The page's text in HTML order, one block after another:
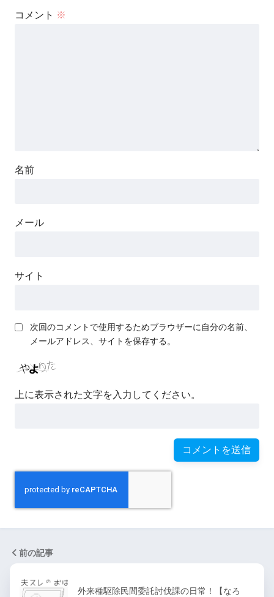
コメント ※
名前
メール
サイト
次回のコメントで使用するためブラウザーに自分の名前、
メールアドレス、サイトを保存する。
上に表示された文字を入力してください。
前の記事
外来種駆除民間委託討伐課の日常！【なろ